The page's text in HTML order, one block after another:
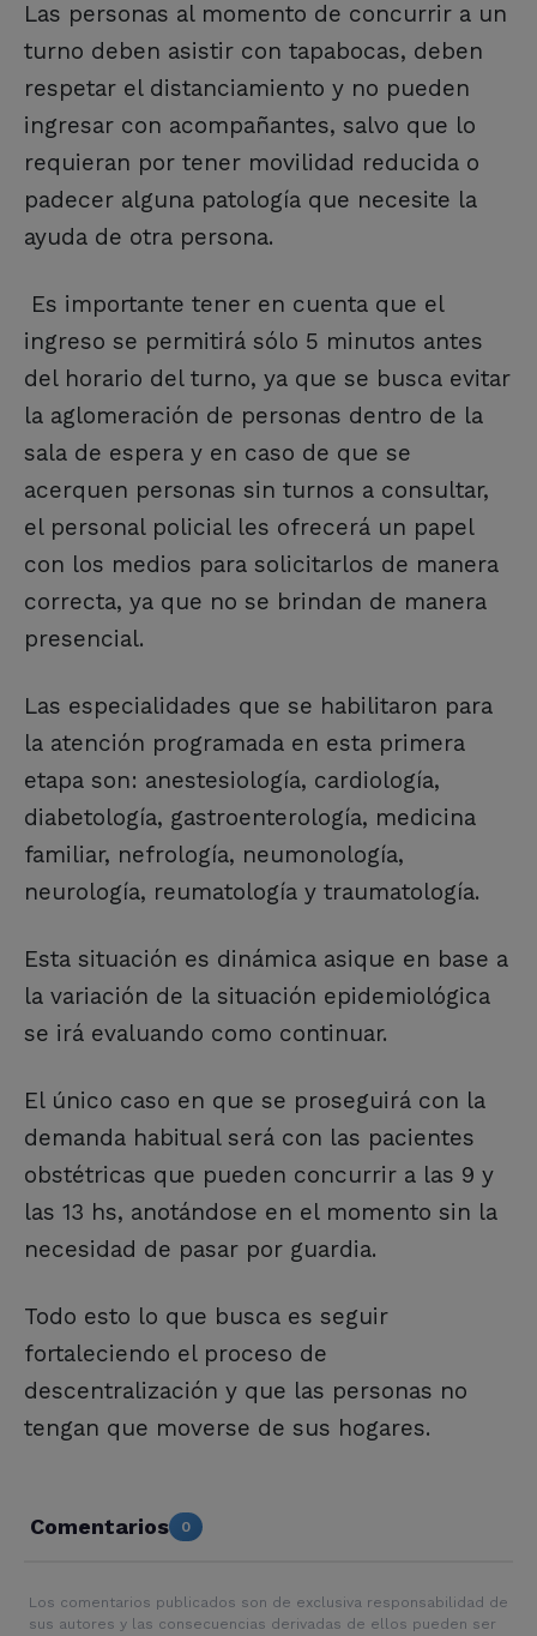
Las personas al momento de concurrir a un
turno deben asistir con tapabocas, deben
respetar el distanciamiento y no pueden
ingresar con acompañantes, salvo que lo
requieran por tener movilidad reducida o
padecer alguna patología que necesite la
ayuda de otra persona.
Es importante tener en cuenta que el
ingreso se permitirá sólo 5 minutos antes
del horario del turno, ya que se busca evitar
la aglomeración de personas dentro de la
sala de espera y en caso de que se
acerquen personas sin turnos a consultar,
el personal policial les ofrecerá un papel
con los medios para solicitarlos de manera
correcta, ya que no se brindan de manera
presencial.
Las especialidades que se habilitaron para
la atención programada en esta primera
etapa son: anestesiología, cardiología,
diabetología, gastroenterología, medicina
familiar, nefrología, neumonología,
neurología, reumatología y traumatología.
Esta situación es dinámica asique en base a
la variación de la situación epidemiológica
se irá evaluando como continuar.
El único caso en que se proseguirá con la
demanda habitual será con las pacientes
obstétricas que pueden concurrir a las 9 y
las 13 hs, anotándose en el momento sin la
necesidad de pasar por guardia.
Todo esto lo que busca es seguir
fortaleciendo el proceso de
descentralización y que las personas no
tengan que moverse de sus hogares.
Comentarios 0
Los comentarios publicados son de exclusiva responsabilidad de
sus autores y las consecuencias derivadas de ellos pueden ser